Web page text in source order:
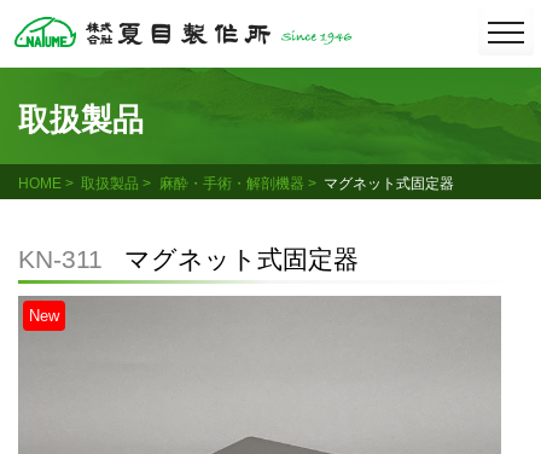
Skip
取扱製品
HOME 取扱製品 麻酔・手術・解剖機器 マグネット式固定器
KN-311 マグネット式固定器
New